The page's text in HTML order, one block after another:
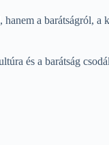
a barátságról,
és a barátság